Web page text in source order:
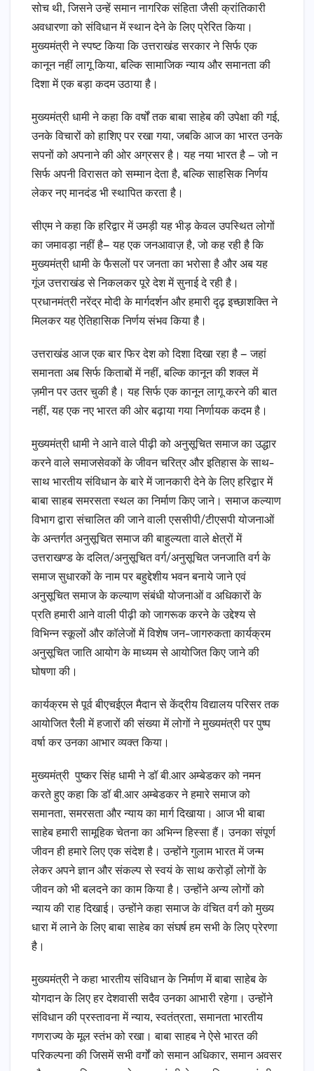
सोच थी, जिसने उन्हें समान नागरिक संहिता जैसी क्रांतिकारी
अवधारणा को संविधान में स्थान देने के लिए प्रेरित किया।
मुख्यमंत्री ने स्पष्ट किया कि उत्तराखंड सरकार ने सिर्फ एक
कानून नहीं लागू किया, बल्कि सामाजिक न्याय और समानता की
दिशा में एक बड़ा कदम उठाया है।
मुख्यमंत्री धामी ने कहा कि वर्षों तक बाबा साहेब की उपेक्षा की गई,
उनके विचारों को हाशिए पर रखा गया, जबकि आज का भारत उनके
सपनों को अपनाने की ओर अग्रसर है। यह नया भारत है — जो न
सिर्फ अपनी विरासत को सम्मान देता है, बल्कि साहसिक निर्णय
लेकर नए मानदंड भी स्थापित करता है।
सीएम ने कहा कि हरिद्वार में उमड़ी यह भीड़ केवल उपस्थित लोगों
का जमावड़ा नहीं है— यह एक जनआवाज़ है, जो कह रही है कि
मुख्यमंत्री धामी के फैसलों पर जनता का भरोसा है और अब यह
गूंज उत्तराखंड से निकलकर पूरे देश में सुनाई दे रही है।
प्रधानमंत्री नरेंद्र मोदी के मार्गदर्शन और हमारी दृढ़ इच्छाशक्ति ने
मिलकर यह ऐतिहासिक निर्णय संभव किया है।
उत्तराखंड आज एक बार फिर देश को दिशा दिखा रहा है — जहां
समानता अब सिर्फ किताबों में नहीं, बल्कि कानून की शक्ल में
ज़मीन पर उतर चुकी है। यह सिर्फ एक कानून लागू करने की बात
नहीं, यह एक नए भारत की ओर बढ़ाया गया निर्णायक कदम है।
मुख्यमंत्री धामी ने आने वाले पीढ़ी को अनुसूचित समाज का उद्धार
करने वाले समाजसेवकों के जीवन चरित्र और इतिहास के साथ-
साथ भारतीय संविधान के बारे में जानकारी देने के लिए हरिद्वार में
बाबा साहब समरसता स्थल का निर्माण किए जाने। समाज कल्याण
विभाग द्वारा संचालित की जाने वाली एससीपी/टीएसपी योजनाओं
के अन्तर्गत अनुसूचित समाज की बाहुल्यता वाले क्षेत्रों में
उत्तराखण्ड के दलित/अनुसूचित वर्ग/अनुसूचित जनजाति वर्ग के
समाज सुधारकों के नाम पर बहुद्देशीय भवन बनाये जाने एवं
अनुसूचित समाज के कल्याण संबंधी योजनाओं व अधिकारों के
प्रति हमारी आने वाली पीढ़ी को जागरूक करने के उद्देश्य से
विभिन्न स्कूलों और कॉलेजों में विशेष जन-जागरुकता कार्यक्रम
अनुसूचित जाति आयोग के माध्यम से आयोजित किए जाने की
घोषणा की।
कार्यक्रम से पूर्व बीएचईएल मैदान से केंद्रीय विद्यालय परिसर तक
आयोजित रैली में हजारों की संख्या में लोगों ने मुख्यमंत्री पर पुष्प
वर्षा कर उनका आभार व्यक्त किया।
मुख्यमंत्री पुष्कर सिंह धामी ने डॉ बी.आर अम्बेडकर को नमन
करते हुए कहा कि डॉ बी.आर अम्बेडकर ने हमारे समाज को
समानता, समरसता और न्याय का मार्ग दिखाया। आज भी बाबा
साहेब हमारी सामूहिक चेतना का अभिन्न हिस्सा हैं। उनका संपूर्ण
जीवन ही हमारे लिए एक संदेश है। उन्होंने गुलाम भारत में जन्म
लेकर अपने ज्ञान और संकल्प से स्वयं के साथ करोड़ों लोगों के
जीवन को भी बलदने का काम किया है। उन्होंने अन्य लोगों को
न्याय की राह दिखाई। उन्होंने कहा समाज के वंचित वर्ग को मुख्य
धारा में लाने के लिए बाबा साहेब का संघर्ष हम सभी के लिए प्रेरणा
है।
मुख्यमंत्री ने कहा भारतीय संविधान के निर्माण में बाबा साहेब के
योगदान के लिए हर देशवासी सदैव उनका आभारी रहेगा। उन्होंने
संविधान की प्रस्तावना में न्याय, स्वतंत्रता, समानता भारतीय
गणराज्य के मूल स्तंभ को रखा। बाबा साहब ने ऐसे भारत की
परिकल्पना की जिसमें सभी वर्गों को समान अधिकार, समान अवसर